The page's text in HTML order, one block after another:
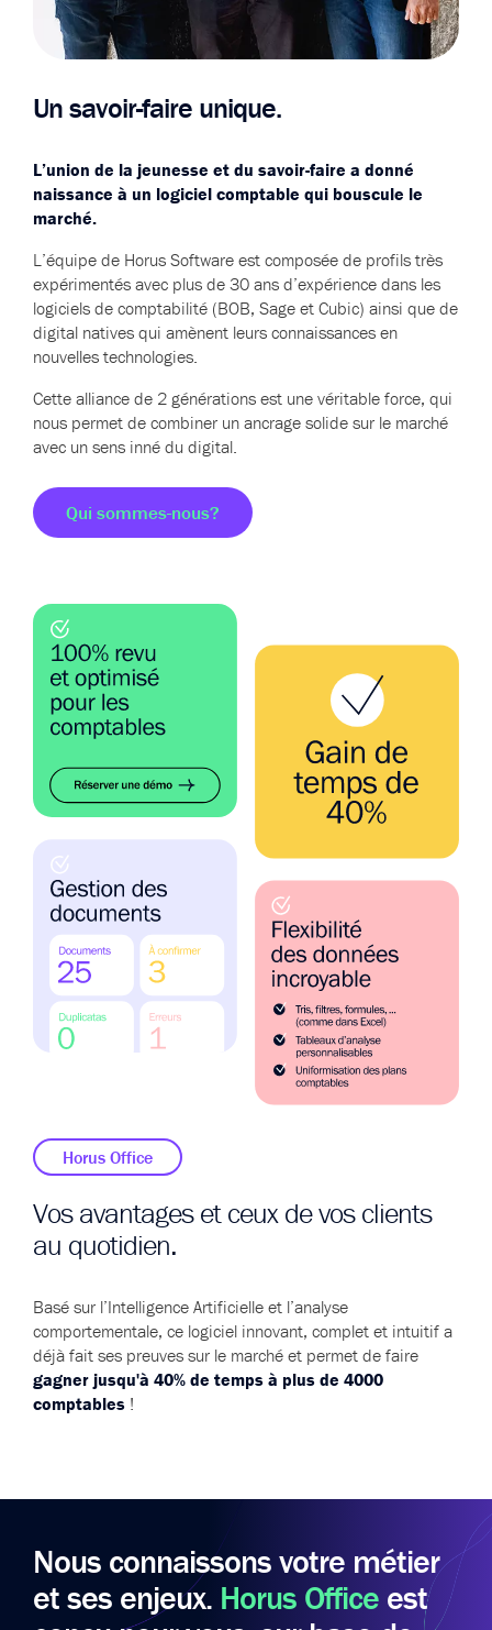
Un savoir-faire unique.
L’union de la jeunesse et du savoir-faire a donné
naissance à un logiciel comptable qui bouscule le
marché.
L’équipe de Horus Software est composée de profils très
expérimentés avec plus de 30 ans d’expérience dans les
logiciels de comptabilité (BOB, Sage et Cubic) ainsi que de
digital natives qui amènent leurs connaissances en
nouvelles technologies.
Cette alliance de 2 générations est une véritable force, qui
nous permet de combiner un ancrage solide sur le marché
avec un sens inné du digital.
Qui sommes-nous?
Horus Office
Vos avantages et ceux de vos clients
au quotidien.
Basé sur l’Intelligence Artificielle et l’analyse
comportementale, ce logiciel innovant, complet et intuitif a
déjà fait ses preuves sur le marché et permet de faire
gagner jusqu'à 40% de temps à plus de 4000
comptables !
Nous connaissonsvotre métier
et ses enjeux. Horus Office est